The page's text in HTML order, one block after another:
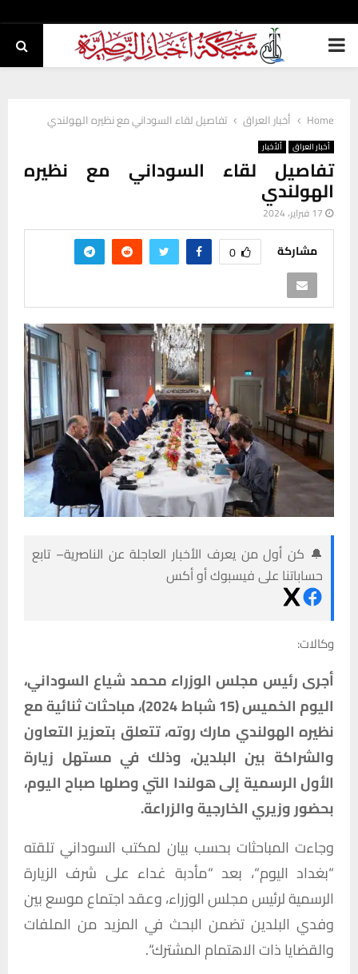
PRIMARY
Home أخبار العراق تفاصيل لقاء السوداني مع نظيره الهولندي
أخبار العراق ألأخبار
تفاصيل لقاء السوداني مع نظيره
الهولندي
17 فبراير، 2024
مشاركة 0
🔔 كن أول من يعرف الأخبار العاجلة عن الناصرية– تابع
حساباتنا على فيسبوك أو أكس
وكالات:
أجرىرئيس مجلس الوزراءمحمد شياع السوداني،
اليومالخميس(15 شباط ،مباحثاتثنائيةمع
نظيره الهولندي ماركروته،تتعلق بتعزيز التعاون
والشراكة بين البلدين، وذلك في مستهل زيارة
الأولالرسمية إلىهولندا التيوصلها صباحاليوم،
بحضور وزيريالخارجيةوالزراعة.
وجاءت المباحثات بحسب بيان لمكتب السوداني تلقته
“بغداد اليوم“، بعد“مأدبة غداء على شرف الزيارة
الرسميةلرئيسمجلسالوزراء،وعقداجتماعموسعبين
وفدي البلدين تضمن البحث في المزيد من الملفات
والقضاياذاتالاهتمامالمشترك“.